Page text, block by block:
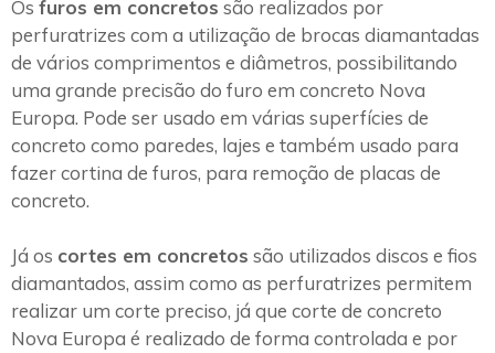
Os furos em concretos são realizados por
perfuratrizes com a utilização de brocas diamantadas
de vários comprimentos e diâmetros, possibilitando
uma grande precisão do furo em concreto Nova
Europa. Pode ser usado em várias superfícies de
concreto como paredes, lajes e também usado para
fazer cortina de furos, para remoção de placas de
concreto.
Já os cortes em concretos são utilizados discos e fios
diamantados, assim como as perfuratrizes permitem
realizar um corte preciso, já que corte de concreto
Nova Europa é realizado de forma controlada e por